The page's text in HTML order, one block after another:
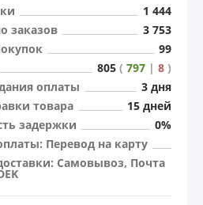
1 444
3 753
заказов
99
805 ( 797 | 8 )
оплаты
3 дня
товара
15 дней
0%
задержки
Перевод на карту
Самовывоз, Почта